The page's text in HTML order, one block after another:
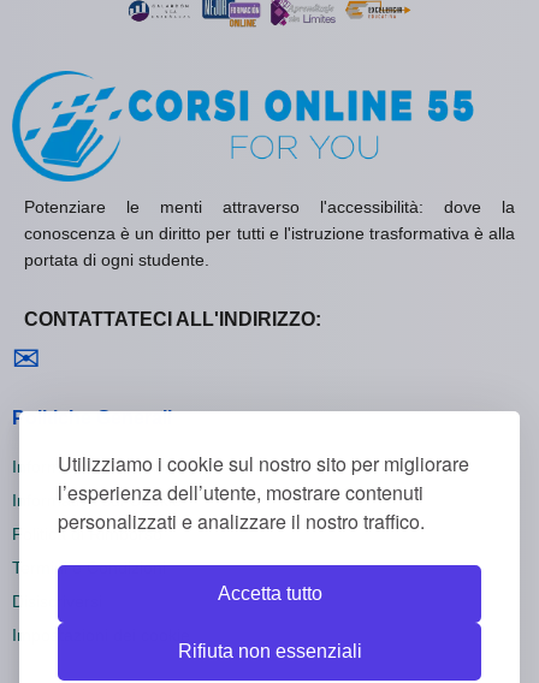
Utilizziamo i cookie sul nostro sito per migliorare
l’esperienza dell’utente, mostrare contenuti
personalizzati e analizzare il nostro traffico.
Accetta tutto
Rifiuta non essenziali
Potenziare le menti attraverso l'accessibilità: dove la
conoscenza è un diritto per tutti e l'istruzione trasformativa è alla
portata di ogni studente.
CONTATTATECI ALL'INDIRIZZO:
✉
Politiche Generali
Informativa sulla Privacy
Informativa sui Cookie
Politica di Rimborso
Termini e Condizioni
Disiscriversi
Impostazioni dei cookie